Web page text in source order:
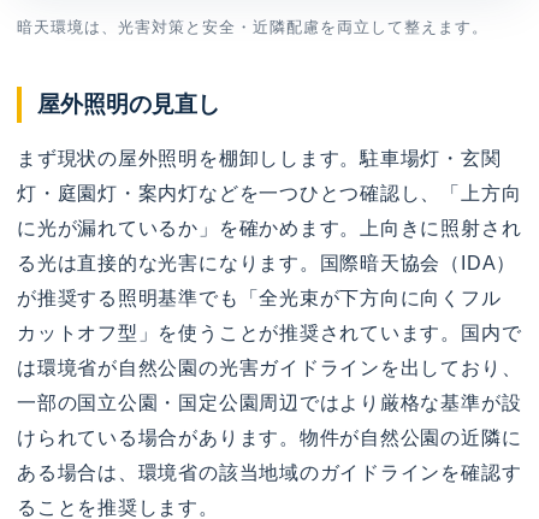
暗天環境は、光害対策と安全・近隣配慮を両立して整えます。
屋外照明の見直し
まず現状の屋外照明を棚卸しします。駐車場灯・玄関
灯・庭園灯・案内灯などを一つひとつ確認し、「上方向
に光が漏れているか」を確かめます。上向きに照射され
る光は直接的な光害になります。国際暗天協会（IDA）
が推奨する照明基準でも「全光束が下方向に向くフル
カットオフ型」を使うことが推奨されています。国内で
は環境省が自然公園の光害ガイドラインを出しており、
一部の国立公園・国定公園周辺ではより厳格な基準が設
けられている場合があります。物件が自然公園の近隣に
ある場合は、環境省の該当地域のガイドラインを確認す
ることを推奨します。